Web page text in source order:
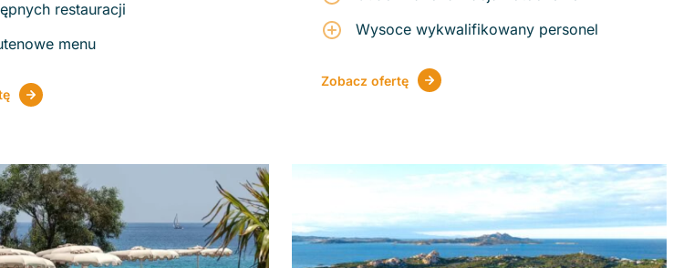
restauracji
menu
Wysoce wykwalifikowany personel
Zobacz ofertę